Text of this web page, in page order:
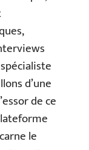
d’une
de ce
le